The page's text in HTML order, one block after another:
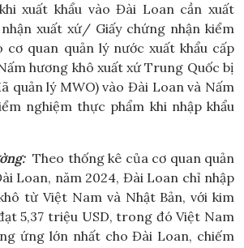
xuất khẩu vào Đài Loan cần xuất
xuất xứ/ Giấy chứng nhận kiểm
cơ quan quản lý nước xuất khẩu cấp
hương khô xuất xứ Trung Quốc bị
quản lý MWO) vào Đài Loan và Nấm
nghiệm thực phẩm khi nhập khẩu
Theo thống kê của cơ quan quản
Loan, năm 2024, Đài Loan chỉ nhập
từ Việt Nam và Nhật Bản, với kim
5,37 triệu USD, trong đó Việt Nam
ứng lớn nhất cho Đài Loan, chiếm